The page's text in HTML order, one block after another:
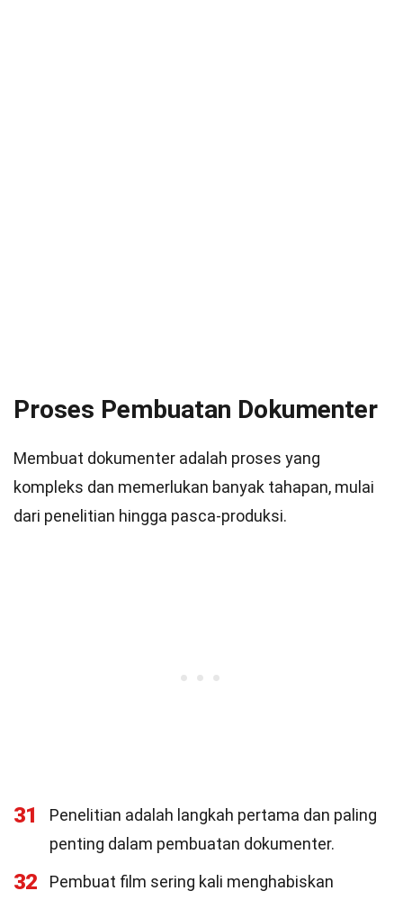
Proses Pembuatan Dokumenter
Membuat dokumenter adalah proses yang
kompleks dan memerlukan banyak tahapan, mulai
dari penelitian hingga pasca-produksi.
31
Penelitian adalah langkah pertama dan paling
penting dalam pembuatan dokumenter.
32
Pembuat film sering kali menghabiskan